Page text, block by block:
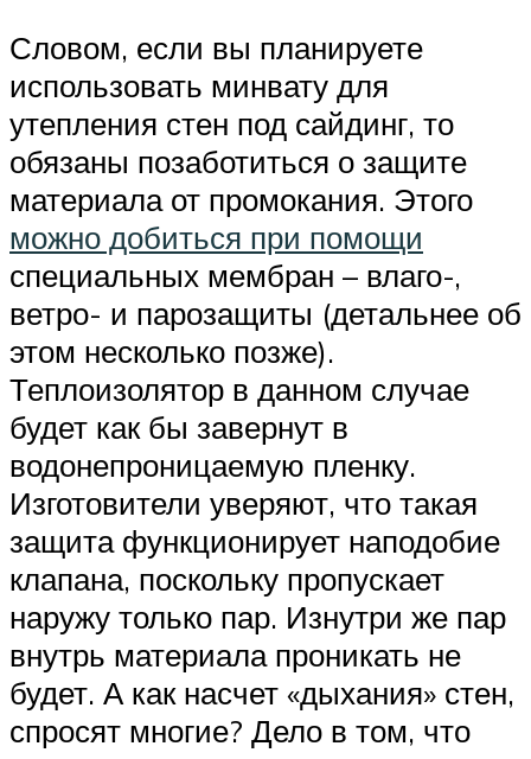
Словом, если вы планируете
использовать минвату для
утепления стен под сайдинг, то
обязаны позаботиться о защите
материала от промокания. Этого
можно добиться при помощи
специальных мембран – влаго-,
ветро- и парозащиты (детальнее об
этом несколько позже).
Теплоизолятор в данном случае
будет как бы завернут в
водонепроницаемую пленку.
Изготовители уверяют, что такая
защита функционирует наподобие
клапана, поскольку пропускает
наружу только пар. Изнутри же пар
внутрь материала проникать не
будет. А как насчет «дыхания» стен,
спросят многие? Дело в том, что